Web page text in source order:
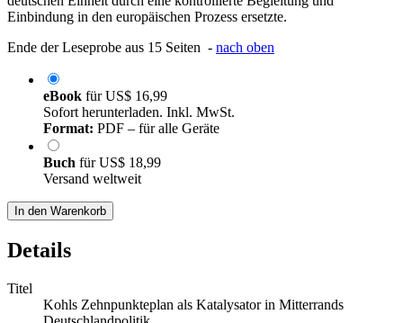
Einbindung in den europäischen Prozess ersetzte.
Ende der Leseprobe aus 15 Seiten - nach oben
eBook fürUS$ 16,99
Sofort herunterladen. Inkl. MwSt.
Format: PDF – für alle Geräte
Buch fürUS$ 18,99
Versand weltweit
In den Warenkorb
Details
Titel
Kohls Zehnpunkteplan als Katalysator in Mitterrands